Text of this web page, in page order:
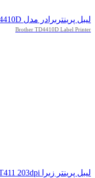
لیبل پرینتربرادر مدل TD4410D
Brother TD4410D Label Printer
لیبل پرینتر زبرا ZT411 203dpi